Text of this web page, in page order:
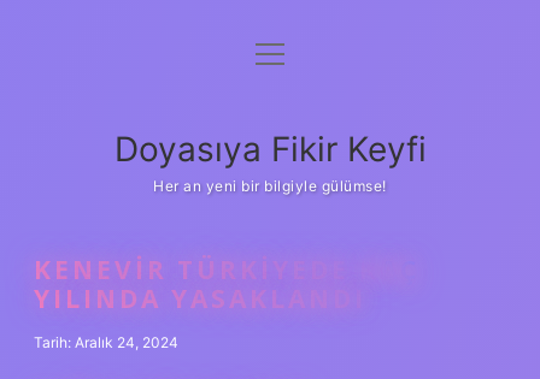
Anasayfa
Yasal Uyarı
menüyü
Doyasıya Fikir Keyfi
Her an yeni bir bilgiyle gülümse!
KENEVIR TÜRKIYEDE KAÇ
YILINDA YASAKLANDI
Tarih: Aralık 24, 2024